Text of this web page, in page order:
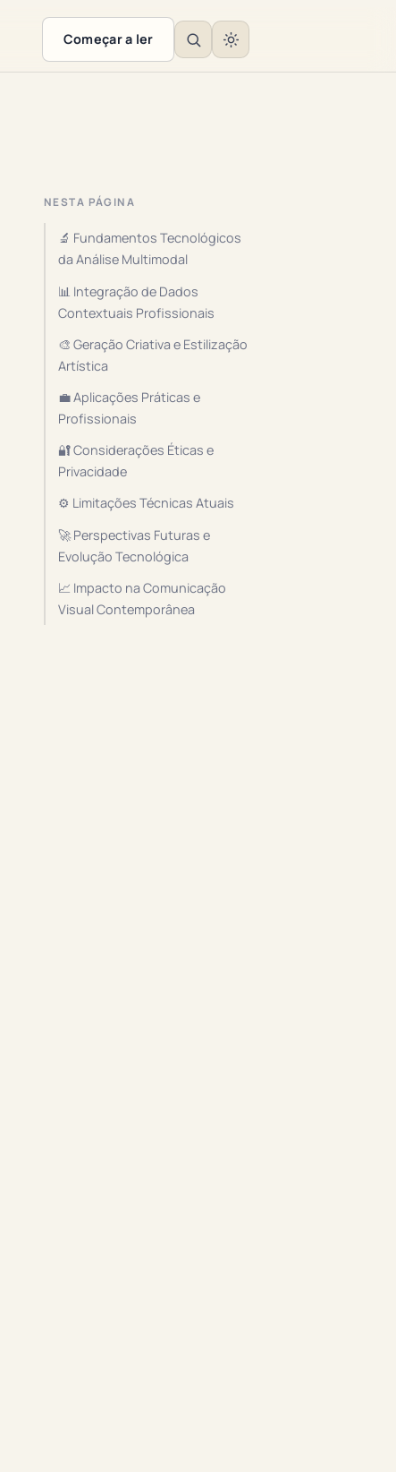
Começar a ler
NESTA PÁGINA
🔬 Fundamentos Tecnológicos
da Análise Multimodal
📊 Integração de Dados
Contextuais Profissionais
🎨 Geração Criativa e Estilização
Artística
💼 Aplicações Práticas e
Profissionais
🔐 Considerações Éticas e
Privacidade
⚙️ Limitações Técnicas Atuais
🚀 Perspectivas Futuras e
Evolução Tecnológica
📈 Impacto na Comunicação
Visual Contemporânea